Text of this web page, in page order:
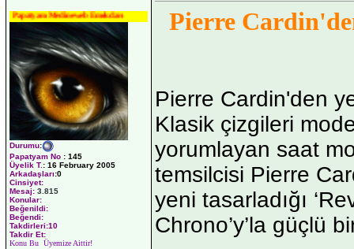
Papatyam Medineweb Emekdarı
Durumu:
Papatyam No : 145
Üyelik T.: 16 February 2005
Arkadaşları:0
Cinsiyet:
Mesaj: 3.815
Konular:
Beğenildi:
Beğendi:
Takdirleri:10
Takdir Et:
Konu Bu Üyemize Aittir!
Pierre
Pierre Cardin'den
Klasik çizgileri
yorumlayan saat
temsilcisi Pierre
yeni tasarladığı
Chrono’y’la güçlü